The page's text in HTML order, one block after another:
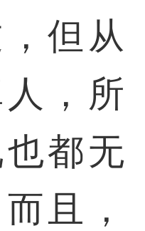
但从
，所
都无
且，